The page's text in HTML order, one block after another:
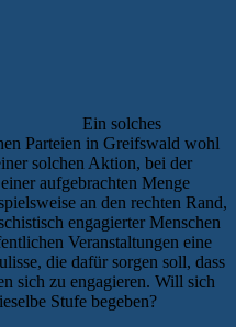
Ein solches
Parteien in Greifswald wohl
solchen Aktion, bei der
aufgebrachten Menge
an den rechten Rand,
engagierter Menschen
Veranstaltungen eine
die dafür sorgen soll, dass
sich zu engagieren. Will sich
Stufe begeben?